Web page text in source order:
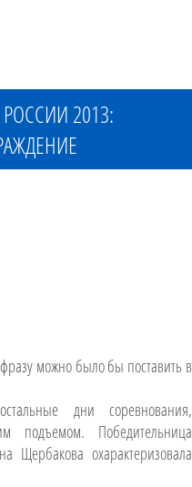
2013:
можно было бы поставить в
дни соревнования,
подъемом. Победительница
Щербакова охарактеризовала